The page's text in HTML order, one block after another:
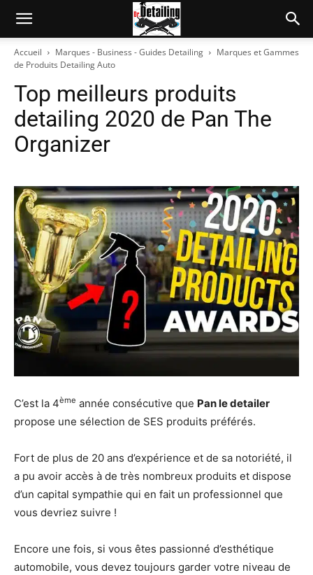
Accueil Marques - Business - Guides Detailing
Marques et Gammes
de Produits Detailing Auto
Top meilleurs produits
detailing 2020 de Pan The
Organizer
C’est la 4ème année consécutive que Pan le detailer
propose une sélection de SES produits préférés.
Fort de plus de 20 ans d’expérience et de sa notoriété, il
a pu avoir accès à de très nombreux produits et dispose
d’un capital sympathie qui en fait un professionnel que
vous devriez suivre !
Encore une fois, si vous êtes passionné d’esthétique
automobile, vous devez toujours garder votre niveau de